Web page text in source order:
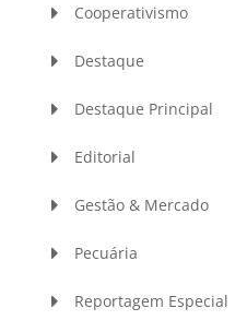
Cooperativismo
Destaque
Destaque Principal
Editorial
Gestão & Mercado
Pecuária
Reportagem Especial